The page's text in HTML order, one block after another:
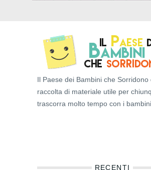
Il Paese dei Bambini che Sorridono
raccolta di materiale utile per
trascorra molto tempo con i bambini.
RECENTI